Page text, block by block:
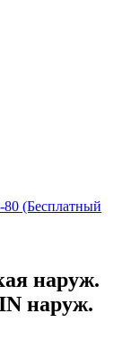
80 (Бесплатный
наруж.
наруж.